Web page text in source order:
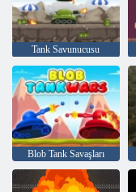
Tank Savunucusu
Blob Tank Savaşları